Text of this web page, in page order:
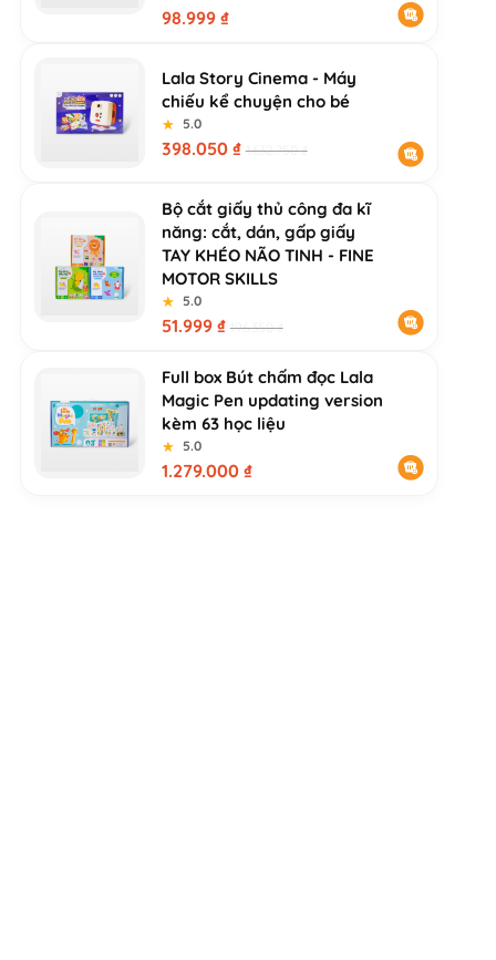
98.999 ₫
Lala Story Cinema - Máy
chiếu kể chuyện cho bé
★
★ 5.0
398.050 ₫ 1.632.750₫
Bộ cắt giấy thủ công đa kĩ
năng: cắt, dán, gấp giấy
TAY KHÉO NÃO TINH - FINE
MOTOR SKILLS
★
★ 5.0
51.999 ₫ 196.350₫
Full box Bút chấm đọc Lala
Magic Pen updating version
kèm 63 học liệu
★
★ 5.0
1.279.000 ₫